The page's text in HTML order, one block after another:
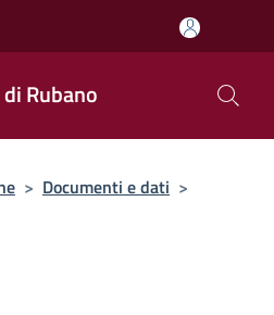
Rubano
> Documenti e dati >